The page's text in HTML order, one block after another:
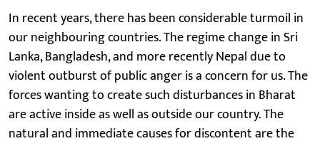
In recent years, there has been considerable turmoil in
our neighbouring countries. The regime change in Sri
Lanka, Bangladesh, and more recently Nepal due to
violent outburst of public anger is a concern for us. The
forces wanting to create such disturbances in Bharat
are active inside as well as outside our country. The
natural and immediate causes for discontent are the